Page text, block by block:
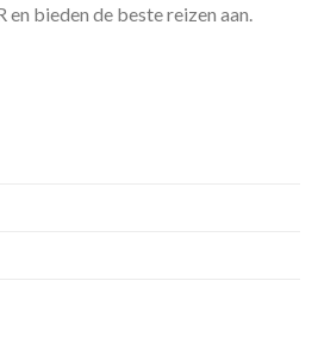
bieden de beste reizen aan.